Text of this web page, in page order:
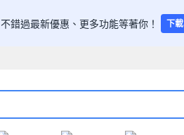
不錯過最新優惠、更多功能等著你！ 下載